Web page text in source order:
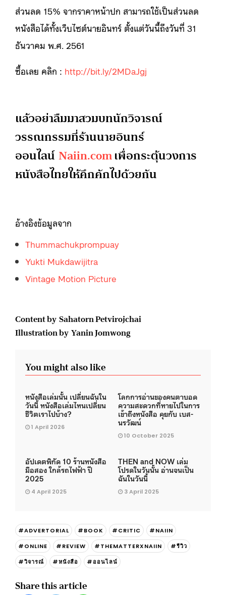
ส่วนลด 15% จากราคาหน้าปก สามารถใช้เป็นส่วนลด
หนังสือได้ทั้งเว็บไซต์นายอินทร์ ตั้งแต่วันนี้ถึงวันที่ 31
ธันวาคม พ.ศ. 2561
ซื้อเลย คลิก : http://bit.ly/2MDaJgj
แล้วอย่าลืมมาสวมบทนักวิจารณ์
วรรณกรรมที่ร้านนายอินทร์
ออนไลน์Naiin.comเพื่อกระตุ้นวงการ
หนังสือไทยให้คึกคักไปด้วยกัน
อ้างอิงข้อมูลจาก
Thummachukprompuay
Yukti Mukdawijitra
Vintage Motion Picture
Content by Sahatorn Petvirojchai
Illustration by Yanin Jomwong
You might also like
หนังสือเล่มนั้น เปลี่ยนฉันใน
วันนี้ หนังสือเล่มไหนเปลี่ยน
ชีวิตเราไปบ้าง?
1 April 2026
โลกการอ่านของคนตาบอด
ความสะดวกที่หายไปในการ
เข้าถึงหนังสือ คุยกับ เบส-
นรวัฒน์
10 October 2025
อัปเดตพิกัด 10 ร้านหนังสือ
มือสอง ใกล้รถไฟฟ้า ปี
2025
4 April 2025
THEN and NOW เล่ม
โปรดในวันนั้น อ่านจนเป็น
ฉันในวันนี้
3 April 2025
#ADVERTORIAL #BOOK #CRITIC
#NAIIN
#ONLINE
#REVIEW #THEMATTERXNAIIN
#รีวิว
#วิจารณ์
#หนังสือ #ออนไลน์
Share this article